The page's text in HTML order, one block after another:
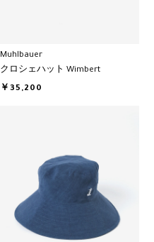
Muhlbauer
クロシェハット Wimbert
￥35,200